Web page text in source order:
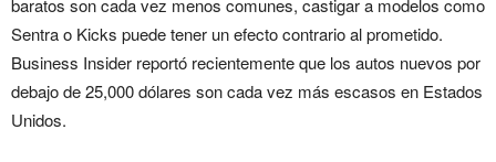
baratos son cada vez menos comunes, castigar a modelos como
Sentra o Kicks puede tener un efecto contrario al prometido.
Business Insider reportó recientemente que los autos nuevos por
debajo de 25,000 dólares son cada vez más escasos en Estados
Unidos.